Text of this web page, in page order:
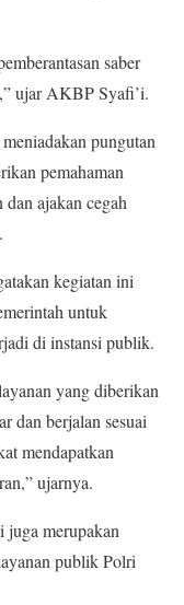
saber
ujar AKBP Syafi’i.
pungutan
pemahaman
ajakan cegah
kegiatan ini
untuk
di instansi publik.
yang diberikan
dan berjalan sesuai
mendapatkan
ujarnya.
merupakan
publik Polri